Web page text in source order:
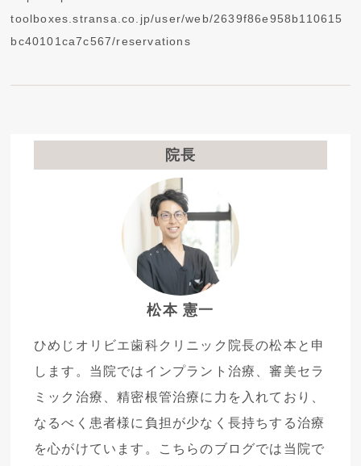
toolboxes.stransa.co.jp/user/web/2639f86e958b110615
bc40101ca7c567/reservations
院長
松本 憲一
ひめじオリビエ歯科クリニック院長の松本と申
します。当院ではインプラント治療、審美セラ
ミック治療、精密根管治療に力を入れており、
なるべく患者様に負担が少なく長持ちする治療
を心がけています。こちらのブログでは当院で